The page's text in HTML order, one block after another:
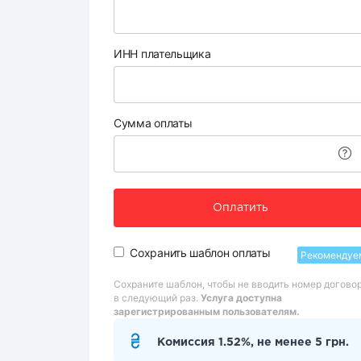
ИНН плательщика
Сумма оплаты
Оплатить
Сохранить шаблон оплаты
Сохраните шаблон, чтобы не вводить номер
в следующий раз. Услуга доступна
зарегистрированным пользователям.
Комиссия 1.52%, не менее 5 грн.